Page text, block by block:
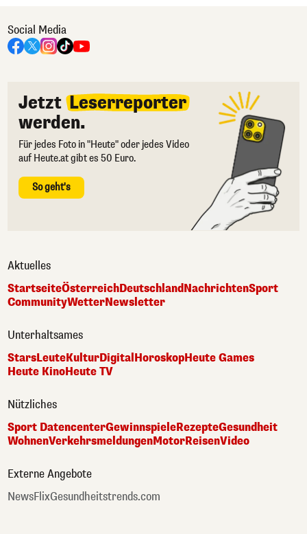
Social Media
Jetzt Leserreporter
werden.
Für jedes Foto in "Heute" oder jedes Video
auf Heute.at gibt es 50 Euro.
So geht's
Aktuelles
StartseiteÖsterreichDeutschlandNachrichtenSport
CommunityWetterNewsletter
Unterhaltsames
StarsLeuteKulturDigital HoroskopHeute Games
Heute KinoHeute TV
Nützliches
Sport DatencenterGewinnspieleRezepteGesundheit
WohnenVerkehrsmeldungenMotorReisenVideo
Externe Angebote
NewsFlixGesundheitstrends.com